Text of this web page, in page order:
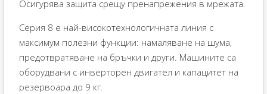
Осигурява защита срещу пренапрежения в мрежата.
Серия 8 е най-високотехнологичната линия с
максимум полезни функции: намаляване на шума,
предотвратяване на бръчки и други. Машините са
оборудвани с инверторен двигател и капацитет на
резервоара до 9 кг.